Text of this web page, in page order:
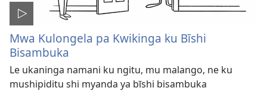
Mwa Kulongela pa Kwikinga ku Bīshi
Bisambuka
Le ukaninga namani ku ngitu, mu malango, ne ku
mushipiditu shi myanda ya bīshi bisambuka